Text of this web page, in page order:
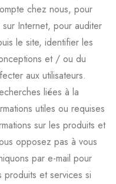
chez nous, pour
Internet, pour auditer
le site, identifier les
et / ou du
aux utilisateurs.
liées à la
utiles ou requises
sur les produits et
opposez pas à vous
par e-mail pour
produits et services si